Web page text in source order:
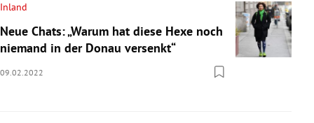
Inland
Neue Chats: „Warum hat diese Hexe noch
niemand in der Donau versenkt“
09.02.2022